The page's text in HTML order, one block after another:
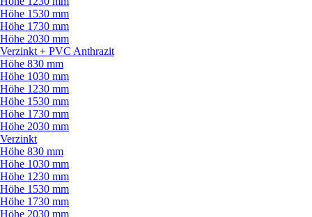
Höhe 1530 mm
Höhe 1730 mm
Höhe 2030 mm
Verzinkt + PVC Anthrazit
Höhe 830 mm
Höhe 1030 mm
Höhe 1230 mm
Höhe 1530 mm
Höhe 1730 mm
Höhe 2030 mm
Verzinkt
Höhe 830 mm
Höhe 1030 mm
Höhe 1230 mm
Höhe 1530 mm
Höhe 1730 mm
Höhe 2030 mm